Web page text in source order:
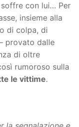
soffre con lui… Per
insieme alla
di colpa, di
provato dalle
di oltre
rumoroso sulla
le vittime.